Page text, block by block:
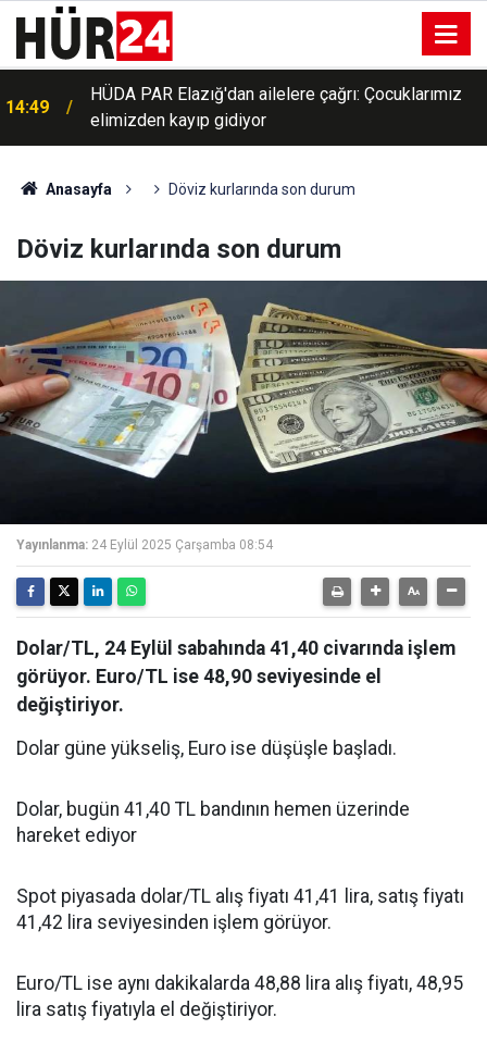
14:49
HÜDA PAR Elazığ'dan ailelere çağrı: Çocuklarımız
elimizden kayıp gidiyor
Anasayfa Döviz kurlarında son durum
Döviz kurlarında son durum
Yayınlanma: 24 Eylül 2025 Çarşamba 08:54
Dolar/TL, 24 Eylül sabahında 41,40 civarında işlem
görüyor. Euro/TL ise 48,90 seviyesinde el
değiştiriyor.
Dolar güne yükseliş, Euro ise düşüşle başladı.
Dolar, bugün 41,40 TL bandının hemen üzerinde
hareket ediyor
Spot piyasada dolar/TL alış fiyatı 41,41 lira, satış fiyatı
41,42 lira seviyesinden işlem görüyor.
Euro/TL ise aynı dakikalarda 48,88 lira alış fiyatı, 48,95
lira satış fiyatıyla el değiştiriyor.